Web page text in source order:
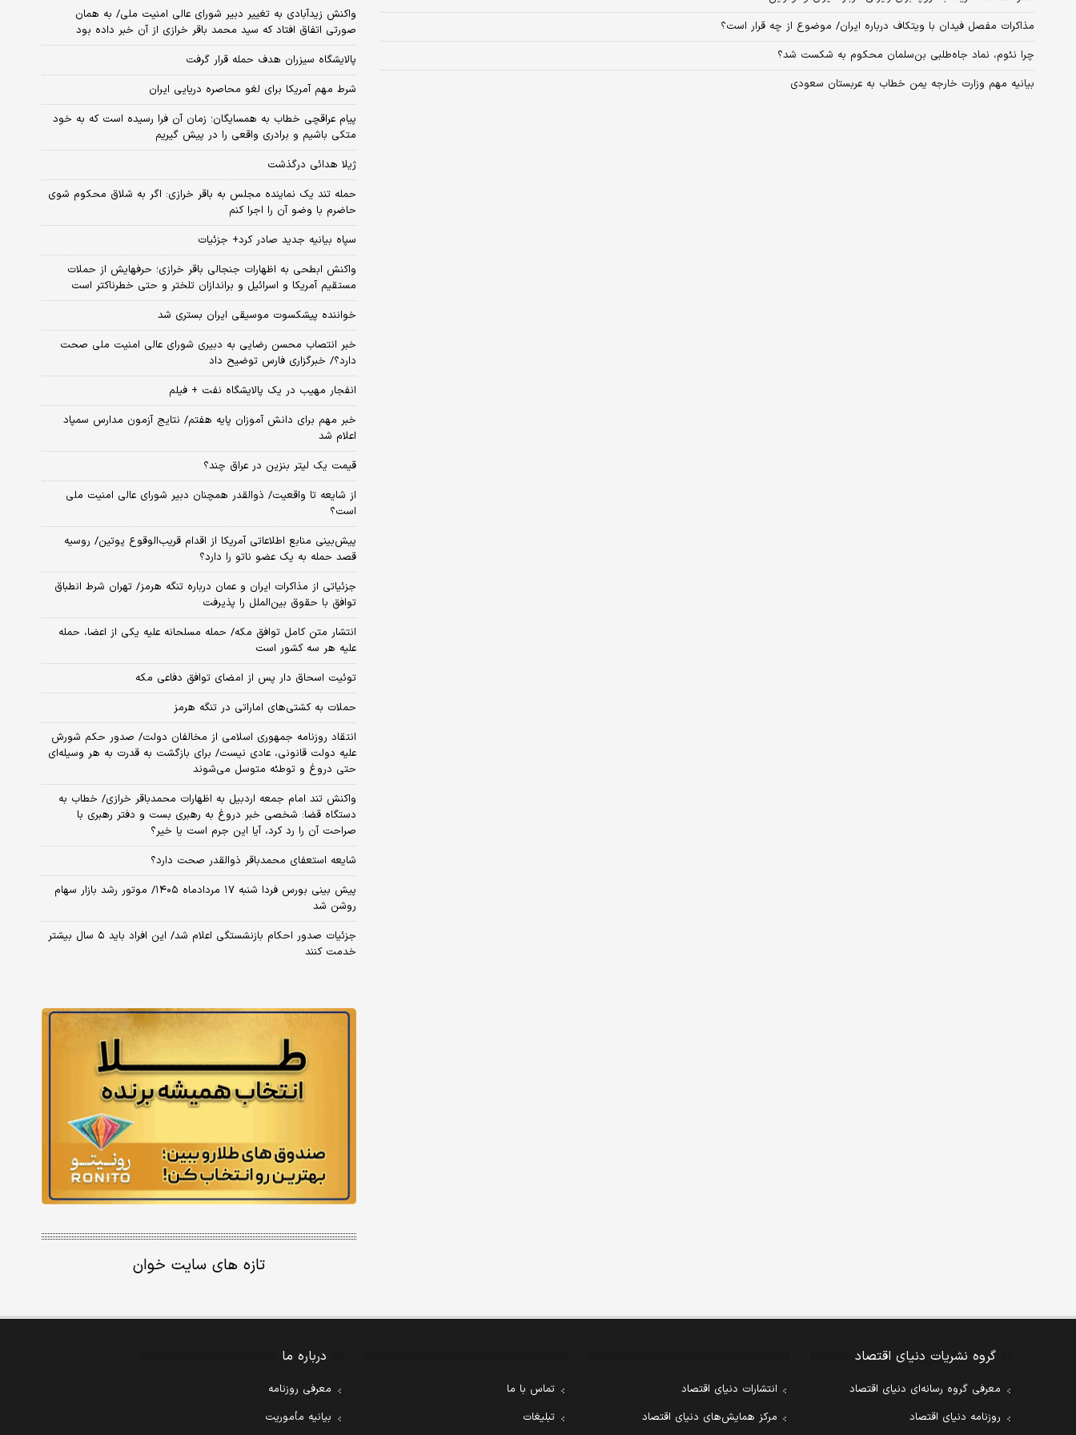
مذاکرات مفصل فیدان با ویتکاف درباره ایران/ موضوع از چه قرار است؟
چرا نئوم، نماد جاه‌طلبی بن‌سلمان محکوم به شکست شد؟
بیانیه مهم وزارت خارجه یمن خطاب به عربستان سعودی
واکنش زیدآبادی به تغییر دبیر شورای عالی امنیت ملی/ به همان
صورتی اتفاق افتاد که سید محمد باقر خرازی از آن خبر داده بود
پالایشگاه سیزران هدف حمله قرار گرفت
شرط مهم آمریکا برای لغو محاصره دریایی ایران
پیام عراقچی خطاب به همسایگان؛ زمان آن فرا رسیده است که به خود
متکی باشیم و برادری واقعی را در پیش گیریم
ژیلا هدائی درگذشت
حمله تند یک نماینده مجلس به باقر خرازی: اگر به شلاق محکوم شوی
حاضرم با وضو آن را اجرا کنم
سپاه بیانیه جدید صادر کرد+ جزئیات
واکنش ابطحی به اظهارات جنجالی باقر خرازی؛ حرفهایش از حملات
مستقیم آمریکا و اسرائیل و براندازان تلختر و حتی خطرناکتر است
خواننده پیشکسوت موسیقی ایران بستری شد
خبر انتصاب محسن رضایی به دبیری شورای عالی امنیت ملی صحت
دارد؟/ خبرگزاری فارس توضیح داد
انفجار مهیب در یک پالایشگاه نفت + فیلم
خبر مهم برای دانش آموزان پایه هفتم/ نتایج آزمون مدارس سمپاد
اعلام شد
قیمت یک لیتر بنزین در عراق چند؟
از شایعه تا واقعیت/ ذوالقدر همچنان دبیر شورای ‌عالی امنیت ملی
است؟
پیش‌بینی منابع اطلاعاتی آمریکا از اقدام قریب‌الوقوع پوتین/ روسیه
قصد حمله به یک عضو ناتو را دارد؟
جزئیاتی از مذاکرات ایران و عمان درباره تنگه هرمز/ تهران شرط انطباق
توافق با حقوق بین‌الملل را پذیرفت
انتشار متن کامل توافق مکه/ حمله مسلحانه علیه یکی از اعضا، حمله
علیه هر سه کشور است
توئیت اسحاق دار پس از امضای توافق دفاعی مکه
حملات به کشتی‌های اماراتی در تنگه هرمز
انتقاد روزنامه جمهوری اسلامی از مخالفان دولت/ صدور حکم شورش
علیه دولت قانونی، عادی نیست/ برای بازگشت به قدرت به هر وسیله‌ای
حتی دروغ و توطئه متوسل می‌شوند
واکنش تند امام جمعه اردبیل به اظهارات محمدباقر خرازی/ خطاب به
دستگاه قضا: شخصی خبر دروغ به رهبری بست و دفتر رهبری با
صراحت آن را رد کرد، آیا این جرم است یا خیر؟
شایعه استعفای محمدباقر ذوالقدر صحت دارد؟
پیش بینی بورس فردا شنبه ۱۷ مردادماه ۱۴۰۵/ موتور رشد بازار سهام
روشن شد
جزئیات صدور احکام بازنشستگی اعلام شد/ این افراد باید ۵ سال بیشتر
خدمت کنند
تازه های سایت خوان
گروه نشریات دنیای اقتصاد
معرفی گروه رسانه‌ای دنیای اقتصاد
روزنامه دنیای اقتصاد
انتشارات دنیای اقتصاد
مرکز همایش‌های دنیای اقتصاد
تماس با ما
تبلیغات
درباره ما
معرفی روزنامه
بیانیه مأموریت